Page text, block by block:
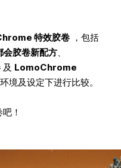
特效胶卷 ，包括
胶卷新配方、
及 LomoChrome
境及设定下进行比较。
！